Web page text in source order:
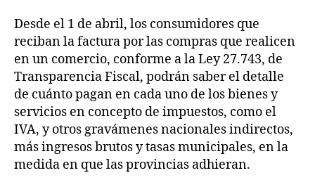
Desde el 1 de abril, los consumidores que
reciban la factura por las compras que realicen
en un comercio, conforme a la Ley 27.743, de
Transparencia Fiscal, podrán saber el detalle
de cuánto pagan en cada uno de los bienes y
servicios en concepto de impuestos, como el
IVA, y otros gravámenes nacionales indirectos,
más ingresos brutos y tasas municipales, en la
medida en que las provincias adhieran.